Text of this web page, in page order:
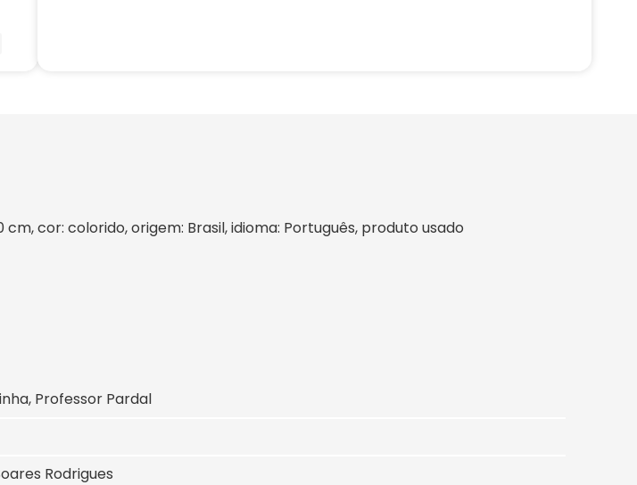
cm, cor: colorido, origem: Brasil, idioma: Português, produto usado
Professor Pardal
Rodrigues